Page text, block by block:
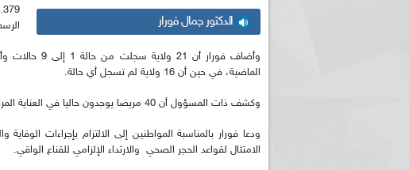
الدكتور جمال فورار
الماضية، في حين أن 16 ولاية لم تسجل أي حالة.
وكشف ذات المسؤول أن 40 مريضا يوجدون حاليا في العناية المركزة.
ودعا فورار بالمناسبة المواطنين إلى الالتزام بإجراءات
الامتثال لقواعد الحجر الصحي والارتداء الإلزامي للقناع الواقي.